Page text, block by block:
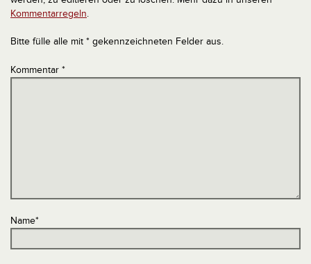
Kommentarregeln.
Bitte fülle alle mit * gekennzeichneten Felder aus.
Kommentar *
Name*